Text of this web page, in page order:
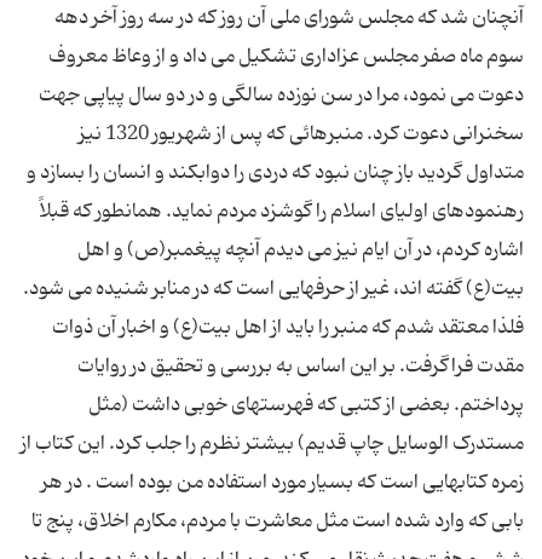
آنچنان شد که مجلس شوراى ملى آن روز که در سه روز آخر دهه
سوم ماه صفر مجلس عزادارى تشکيل مى داد و از وعاظ معروف
دعوت مى نمود، مرا در سن نوزده سالگى و در دو سال پياپى جهت
سخنرانى دعوت کرد. منبرهائى که پس از شهريور 1320 نيز
متداول گرديد باز چنان نبود که دردى را دوابکند و انسان را بسازد و
رهنمودهاى اولياى اسلام را گوشزد مردم نمايد. همانطور که قبلاً
اشاره کردم، در آن ايام نيز مى ديدم آنچه پيغمبر(ص) و اهل
بيت(ع) گفته اند، غير از حرفهايى است که در منابر شنيده مى شود.
فلذا معتقد شدم که منبر را بايد از اهل بيت(ع) و اخبار آن ذوات
مقدت فراگرفت. بر اين اساس به بررسى و تحقيق در روايات
پرداختم. بعضى از کتبى که فهرستهاى خوبى داشت (مثل
مستدرک الوسايل چاپ قديم) بيشتر نظرم را جلب کرد. اين کتاب از
زمره کتابهايى است که بسيار مورد استفاده من بوده است . در هر
بابى که وارد شده است مثل معاشرت با مردم، مکارم اخلاق، پنج تا